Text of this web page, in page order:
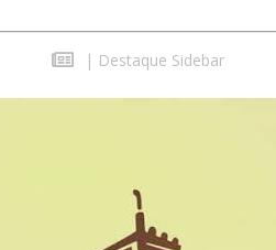
| Destaque Sidebar